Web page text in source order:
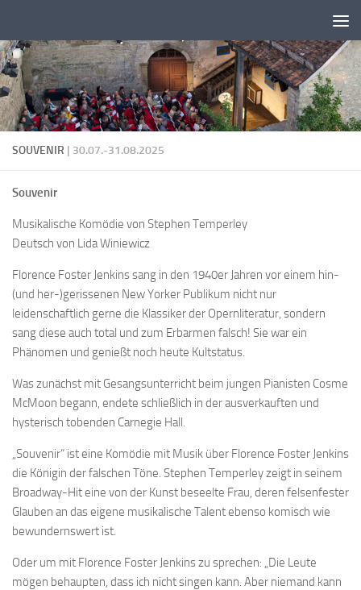
SOUVENIR | 30.07.-31.08.2025
Souvenir
Musikalische Komödie von Stephen Temperley
Deutsch von Lida Winiewicz
Florence Foster Jenkins sang in den 1940er Jahren vor einem hin-
(und her-)gerissenen New Yorker Publikum nicht nur
leidenschaftlich gerne die Klassiker der Opernliteratur, sondern
sang diese auch total und zum Erbarmen falsch! Sie war ein
Phänomen und genießt noch heute Kultstatus.
Was zunächst mit Gesangsunterricht beim jungen Pianisten Cosme
McMoon begann, endete schließlich in der ausverkauften und
hysterisch tobenden Carnegie Hall.
„Souvenir“ ist eine Komödie mit Musik über Florence Foster Jenkins
die Königin der falschen Töne. Stephen Temperley zeigt in seinem
Broadway-Hit eine von der Kunst beseelte Frau, deren felsenfester
Glauben an das eigene musikalische Talent ebenso komisch wie
bewundernswert ist.
Oder um mit Florence Foster Jenkins zu sprechen: „Die Leute
mögen behaupten, dass ich nicht singen kann. Aber niemand kann